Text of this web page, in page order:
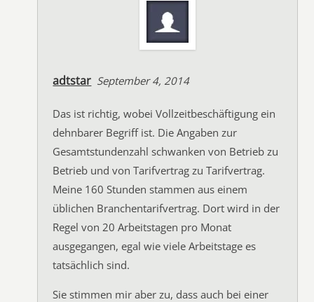
adtstar September 4, 2014
Das ist richtig, wobei Vollzeitbeschäftigung ein
dehnbarer Begriff ist. Die Angaben zur
Gesamtstundenzahl schwanken von Betrieb zu
Betrieb und von Tarifvertrag zu Tarifvertrag.
Meine 160 Stunden stammen aus einem
üblichen Branchentarifvertrag. Dort wird in der
Regel von 20 Arbeitstagen pro Monat
ausgegangen, egal wie viele Arbeitstage es
tatsächlich sind.
Sie stimmen mir aber zu, dass auch bei einer